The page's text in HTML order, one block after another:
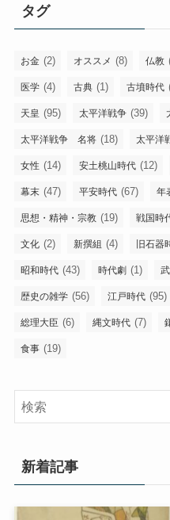
ー
タグ
お金 (2) オススメ (8) 仏教
医学 (4) 古典 (1) 古墳時代
天皇 (95) 太平洋戦争 (39)
太平洋戦争 名将 (18) 太平洋
女性 (14) 安土桃山時代 (12)
幕末 (47) 平安時代 (67) 年
思想・精神・宗教 (19) 戦国時
文化 (2) 新撰組 (4) 旧石器
昭和時代 (43) 時代劇 (1)
歴史の雑学 (56) 江戸時代 (95)
総理大臣 (6) 縄文時代 (7)
食事 (19)
新着記事